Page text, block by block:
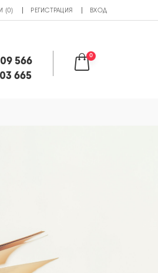
(0) РЕГИСТРАЦИЯ ВХОД
566
665
0